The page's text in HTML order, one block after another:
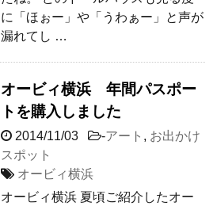
に「ほぉー」や「うわぁー」と声が
漏れてし …
オービィ横浜 年間パスポー
トを購入しました
2014/11/03 -アート , お出かけ
スポット
オービィ横浜
オービィ横浜 夏頃ご紹介したオー